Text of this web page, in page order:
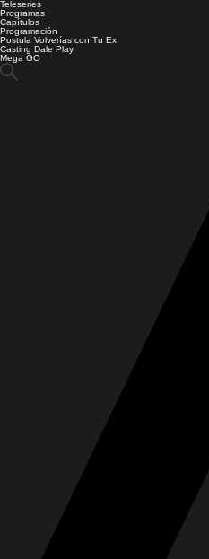
Teleseries
Programas
Capítulos
Programación
Postula Volverías con Tu Ex
Casting Dale Play
Mega GO